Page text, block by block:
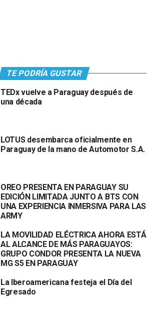
TE PODRÍA GUSTAR
TEDx vuelve a Paraguay después de
una década
LOTUS desembarca oficialmente en
Paraguay de la mano de Automotor S.A.
OREO PRESENTA EN PARAGUAY SU
EDICIÓN LIMITADA JUNTO A BTS CON
UNA EXPERIENCIA INMERSIVA PARA LAS
ARMY
LA MOVILIDAD ELÉCTRICA AHORA ESTÁ
AL ALCANCE DE MÁS PARAGUAYOS:
GRUPO CONDOR PRESENTA LA NUEVA
MG S5 EN PARAGUAY
La Iberoamericana festeja el Día del
Egresado